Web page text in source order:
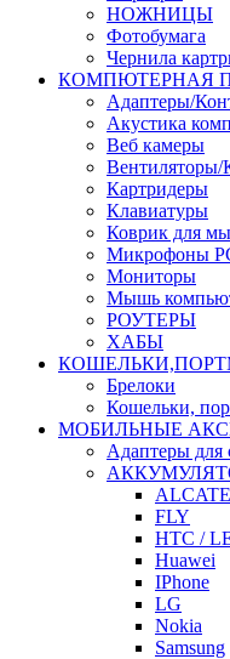
НОЖНИЦЫ
Фотобумага
Чернила
КОМПЮТЕРНАЯ
Адаптеры/
Акустика
Веб камеры
Вентиляторы/
Картридеры
Клавиатуры
Коврик для
Микрофоны
Мониторы
Мышь
РОУТЕРЫ
ХАБЫ
Брелоки
Кошельки,
МОБИЛЬНЫЕ
Адаптеры для
FLY
HTC /
Huawei
IPhone
LG
Nokia
Samsung